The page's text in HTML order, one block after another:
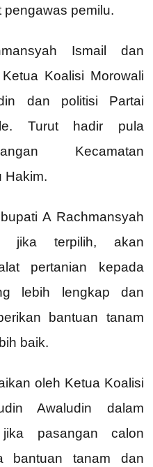
pemilu.
Ismail dan
Koalisi Morowali
dan politisi Partai
Turut hadir pula
Kecamatan
Hakim.
A Rachmansyah
jika terpilih, akan
pertanian kepada
lebih lengkap dan
bantuan tanam
baik.
oleh Ketua Koalisi
Awaludin dalam
pasangan calon
bantuan tanam dan